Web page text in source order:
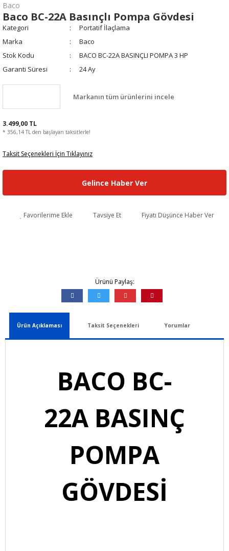
Baco
Baco BC-22A Basınçlı Pompa Gövdesi
Kategori
Portatif İlaçlama
Marka
Baco
Stok Kodu
BACO BC-22A BASINÇLI POMPA 3 HP
Garanti Süresi
24 Ay
Markanın tüm ürünlerini incele
3.499,00 TL
* 356,14 TL den başlayan taksitlerle!
Taksit Seçenekleri İçin Tıklayınız
Gelince Haber Ver
Favorilerime Ekle Tavsiye Et Fiyatı Düşünce Haber Ver
Ürünü Paylaş:
Ürün Açıklaması Taksit Seçenekleri Yorumlar
BACO BC-
22A BASINÇ
POMPA
GÖVDESİ